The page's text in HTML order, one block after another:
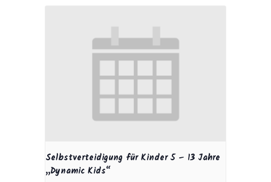
Selbstverteidigung für Kinder 5 – 13 Jahre
„Dynamic Kids“